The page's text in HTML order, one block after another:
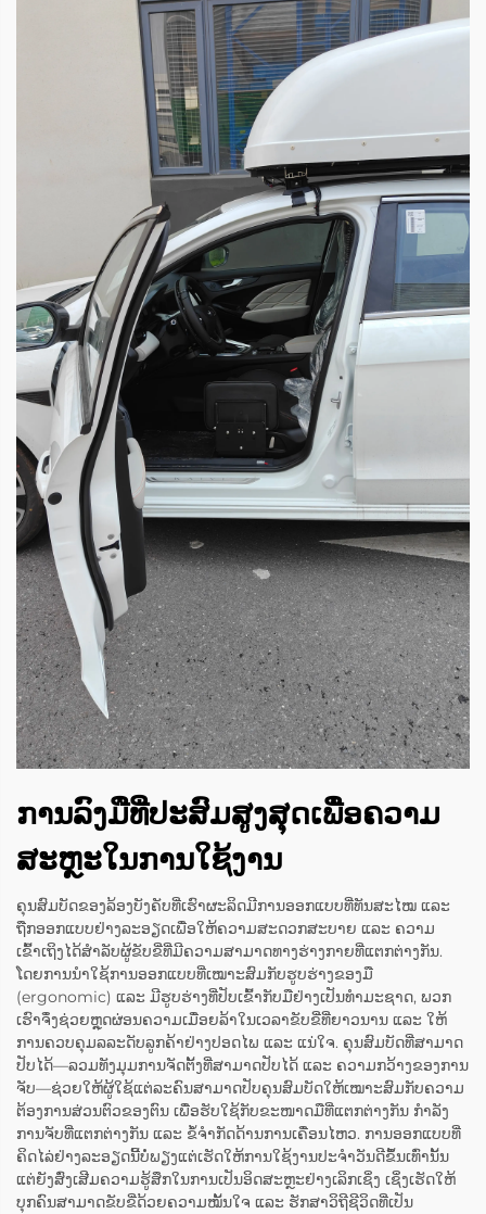
ການລົງມືທີ່ປະສົມສູງສຸດເພື່ອຄວາມ
ສະຫຼະໃນການໃຊ້ງານ
ຄຸນສົມບັດຂອງລ້ອງບັງຄັບທີ່ເຮົາຜະລິດມີການອອກແບບທີ່ທັນສະໄໝ ແລະ
ຖືກອອກແບບຢ່າງລະອຽດເພື່ອໃຫ້ຄວາມສະດວກສະບາຍ ແລະ ຄວາມ
ເຂົ້າເຖິງໄດ້ສຳລັບຜູ້ຂັບຂີ່ທີ່ມີຄວາມສາມາດທາງຮ່າງກາຍທີ່ແຕກຕ່າງກັນ.
ໂດຍການນຳໃຊ້ການອອກແບບທີ່ເໝາະສົມກັບຮູບຮ່າງຂອງມື
(ergonomic) ແລະ ມີຮູບຮ່າງທີ່ປັບເຂົ້າກັບມືຢ່າງເປັນທຳມະຊາດ, ພວກ
ເຮົາຈຶ່ງຊ່ວຍຫຼຸດຜ່ອນຄວາມເມື່ອຍລ້າໃນເວລາຂັບຂີ່ທີ່ຍາວນານ ແລະ ໃຫ້
ການຄວບຄຸມລລະດັບລູກຄ້າຢ່າງປອດໄພ ແລະ ແນ່ໃຈ. ຄຸນສົມບັດທີ່ສາມາດ
ປັບໄດ້—ລວມທັງມຸມການຈັດຕັ້ງທີ່ສາມາດປັບໄດ້ ແລະ ຄວາມກວ້າງຂອງການ
ຈັບ—ຊ່ວຍໃຫ້ຜູ້ໃຊ້ແຕ່ລະຄົນສາມາດປັບຄຸນສົມບັດໃຫ້ເໝາະສົມກັບຄວາມ
ຕ້ອງການສ່ວນຕົວຂອງຕົນ ເພື່ອຮັບໃຊ້ກັບຂະໜາດມືທີ່ແຕກຕ່າງກັນ ກຳລັງ
ການຈັບທີ່ແຕກຕ່າງກັນ ແລະ ຂໍ້ຈຳກັດດ້ານການເຄື່ອນໄຫວ. ການອອກແບບທີ່
ຄິດໄລ່ຢ່າງລະອຽດນີ້ບໍ່ພຽງແຕ່ເຮັດໃຫ້ການໃຊ້ງານປະຈຳວັນດີຂຶ້ນເທົ່ານັ້ນ
ແຕ່ຍັງສົ່ງເສີມຄວາມຮູ້ສຶກໃນການເປັນອິດສະຫຼະຢ່າງເລິກເຊິ່ງ ເຊິ່ງເຮັດໃຫ້
ບຸກຄົນສາມາດຂັບຂີ່ດ້ວຍຄວາມໝັ້ນໃຈ ແລະ ຮັກສາວິຖີຊີວິດທີ່ເປັນ